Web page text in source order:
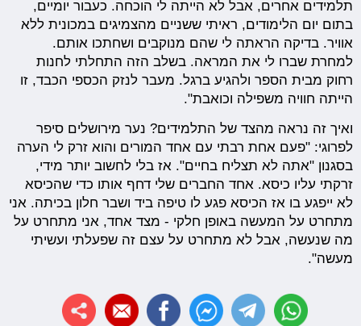
תלמידים אחרים, אבל לא הייתה לי הוכחה. כעבור יומיים,
בתום יום הלימודים, ראיתי ששניים מהצמיגים במכונית ללא
אוויר. בדיקה הראתה לי שהם מנוקבים ושחתכו אותם.
למחרת שברו לי את המראה. בשלב הזה התחלתי לחנות
רחוק מבית הספר ולהגיע ברגל. מעבר לנזק הכספי הכבד, זו
הייתה חוויה משפילה וכואבת".
ואיך זה נראה מהצד של התלמידים? נער מירושלים סיפר
לפרוגי: "פעם אחת רבתי עם אחד המורים והוא זרק לי הערה
בסגנון "אתה לא תצליח בחיים". אז בלי לחשוב יותר מידי,
זרקתי עליו כיסא. אחד החברים שלי דחף אותו כדי שהכיסא
לא ייפגע בו אז הכיסא פגע לו טיפה ביד ושבר חלון בכיתה. אני
מתחרט על המעשה באופן חלקי - מצד אחד, אני מתחרט על
מה שנעשה, אבל לא מתחרט על עצם זה שפעלתי ועשיתי
מעשה".